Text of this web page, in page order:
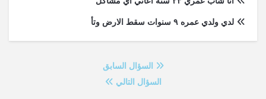
لدي ولدي عمره ٩ سنوات سقط الارض وتأ
السؤال السابق
السؤال التالي